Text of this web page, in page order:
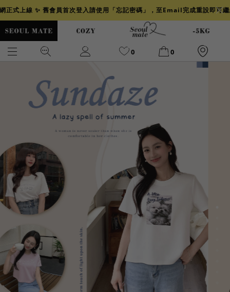
正式上線 ✨ 舊會員首次登入請使用「忘記密碼」，至Email完成重設即可
0 0
爆乳
透膚 小香
襯衫 冰感
涼感